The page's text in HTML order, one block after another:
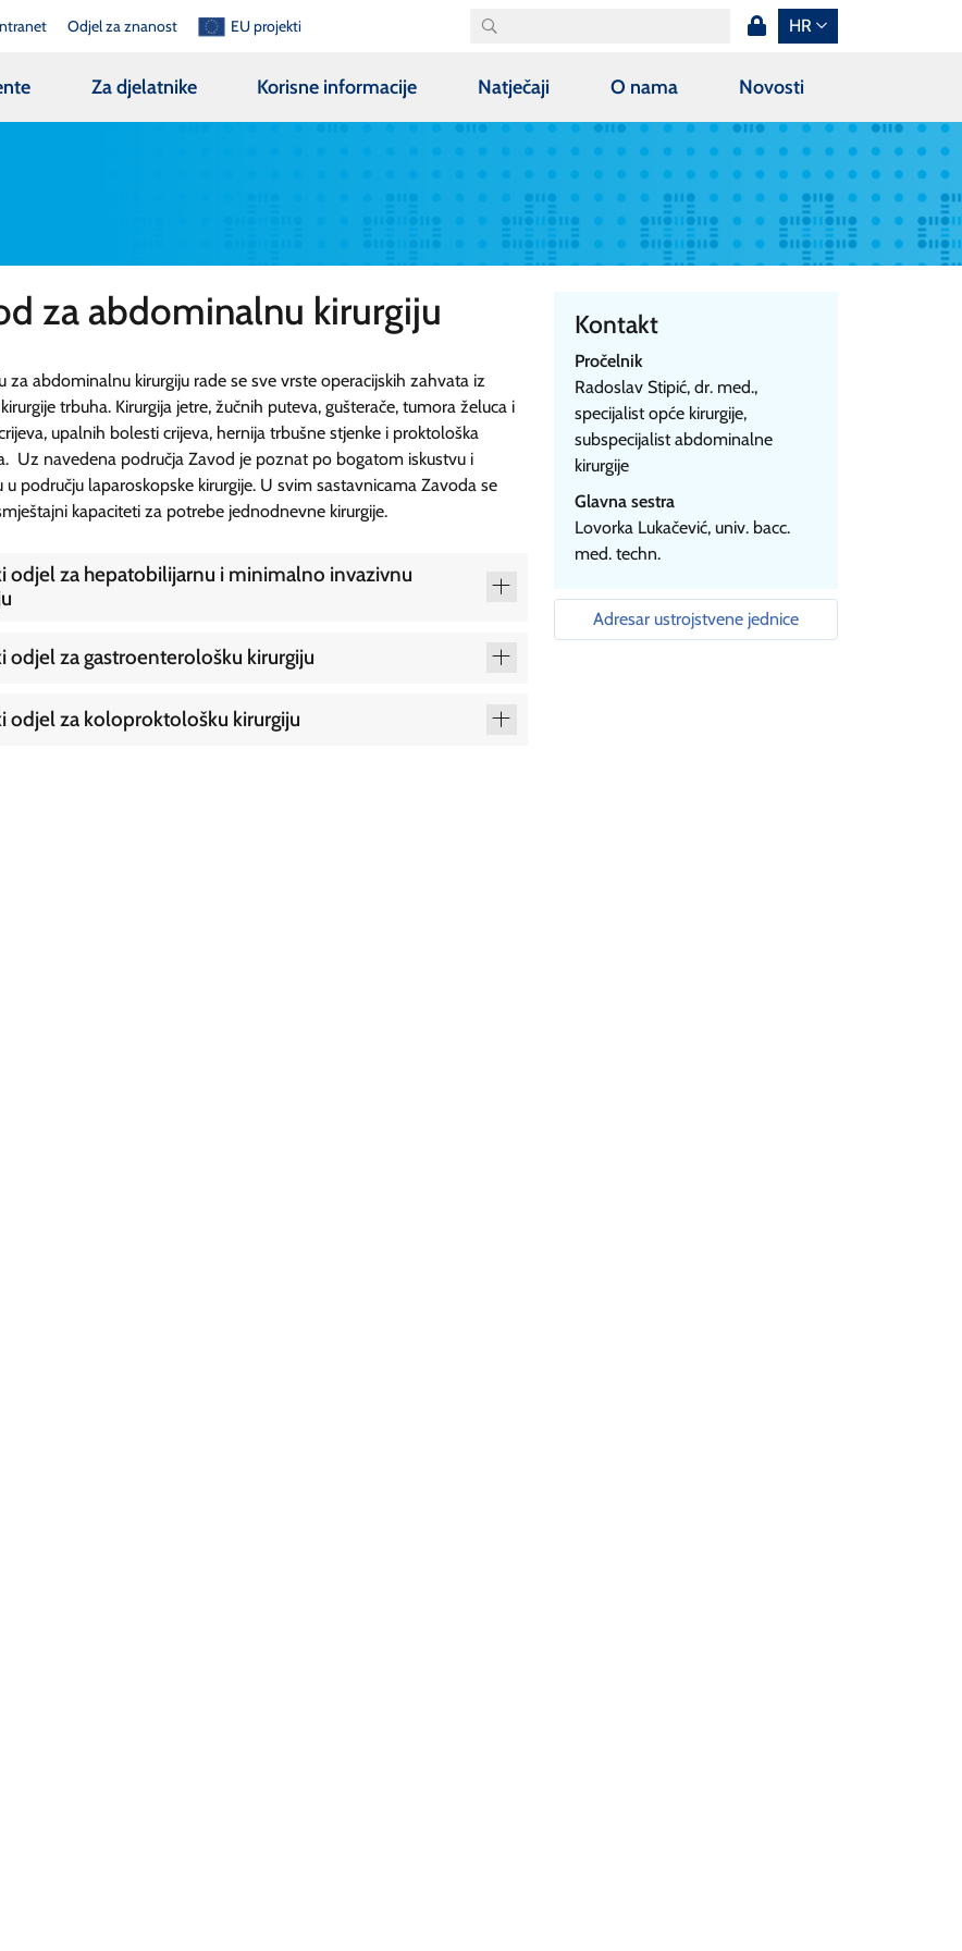
Odjel za znanost EU projekti HR
Za djelatnike Korisne informacije Natječaji O nama Novosti
za abdominalnu kirurgiju
za abdominalnu kirurgiju rade se sve vrste operacijskih zahvata iz
trbuha. Kirurgija jetre, žučnih puteva, gušterače, tumora želuca i
upalnih bolesti crijeva, hernija trbušne stjenke i proktološka
Uz navedena područja Zavod je poznat po bogatom iskustvu i
u području laparoskopske kirurgije. U svim sastavnicama Zavoda se
kapaciteti za potrebe jednodnevne kirurgije.
odjel za hepatobilijarnu i minimalno invazivnu
odjel za gastroenterološku kirurgiju
odjel za koloproktološku kirurgiju
Kontakt
Pročelnik
Radoslav Stipić, dr. med.,
specijalist opće kirurgije,
subspecijalist abdominalne
kirurgije
Glavna sestra
Lovorka Lukačević, univ. bacc.
med. techn.
Adresar ustrojstvene jednice